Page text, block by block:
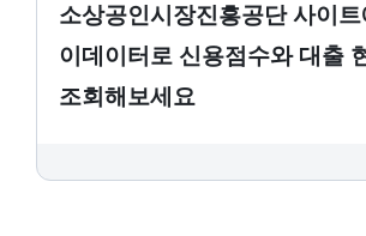
소상공인시장진흥공단 사이
이데이터로 신용점수와 대출
조회해보세요